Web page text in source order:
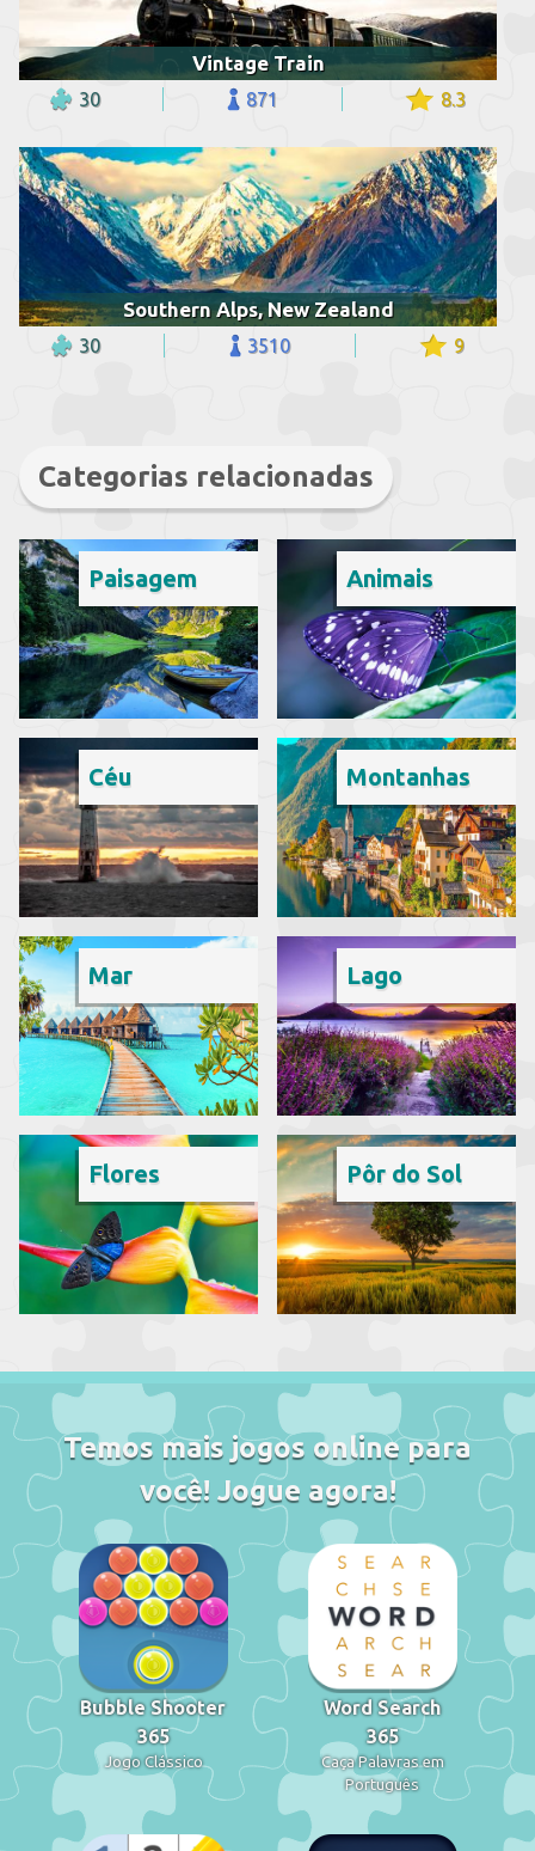
Vintage Train
30 871 8.3
Southern Alps, New Zealand
30 3510 9
Categorias relacionadas
Paisagem Animais
Céu Montanhas
Mar Lago
Flores Pôr do Sol
Temos mais jogos online para
você! Jogue agora!
Bubble Shooter
365
Jogo Clássico
Word Search
365
Caça Palavras em
Português